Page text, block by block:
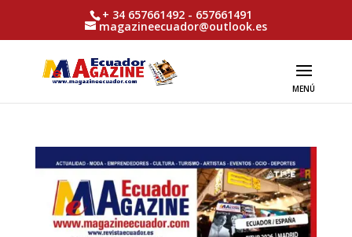
+ 34 657661492 - 657661491
magazineecuador@outlook.es